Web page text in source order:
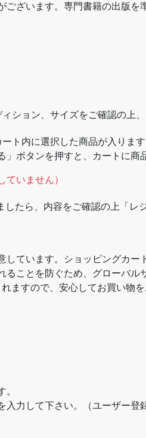
ございます。専門書籍の出版
ション、サイズをご確認の上、
ト内に選択した商品が入ります
ボタンを押すと、カートに商
いません）
たら、内容をご確認の上「レ
ています。ショッピングカー
ことを防ぐため、グローバル
ますので、安心してお買い物を
入力して下さい。（ユーザー